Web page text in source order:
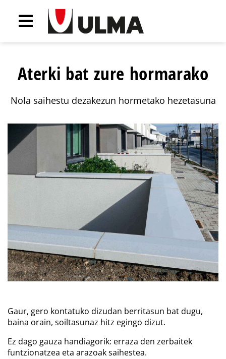
Aterki bat zure hormarako
Nola saihestu dezakezun hormetako hezetasuna
Gaur, gero kontatuko dizudan berritasun bat dugu,
baina orain, soiltasunaz hitz egingo dizut.
Ez dago gauza handiagorik: erraza den zerbaitek
funtzionatzea eta arazoak saihestea.